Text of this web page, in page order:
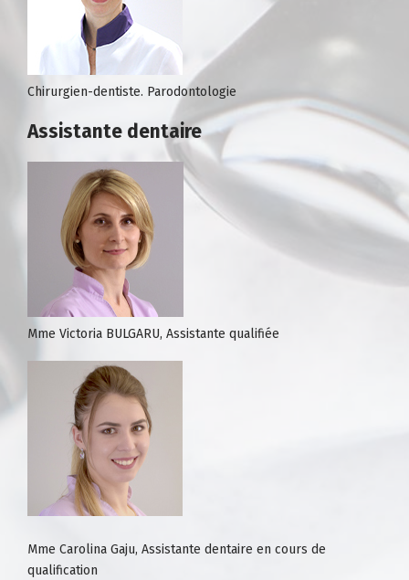
Chirurgien-dentiste. Parodontologie
Assistante dentaire
Mme Victoria BULGARU, Assistante qualifiée
Mme Carolina Gaju, Assistante dentaire en cours de
qualification